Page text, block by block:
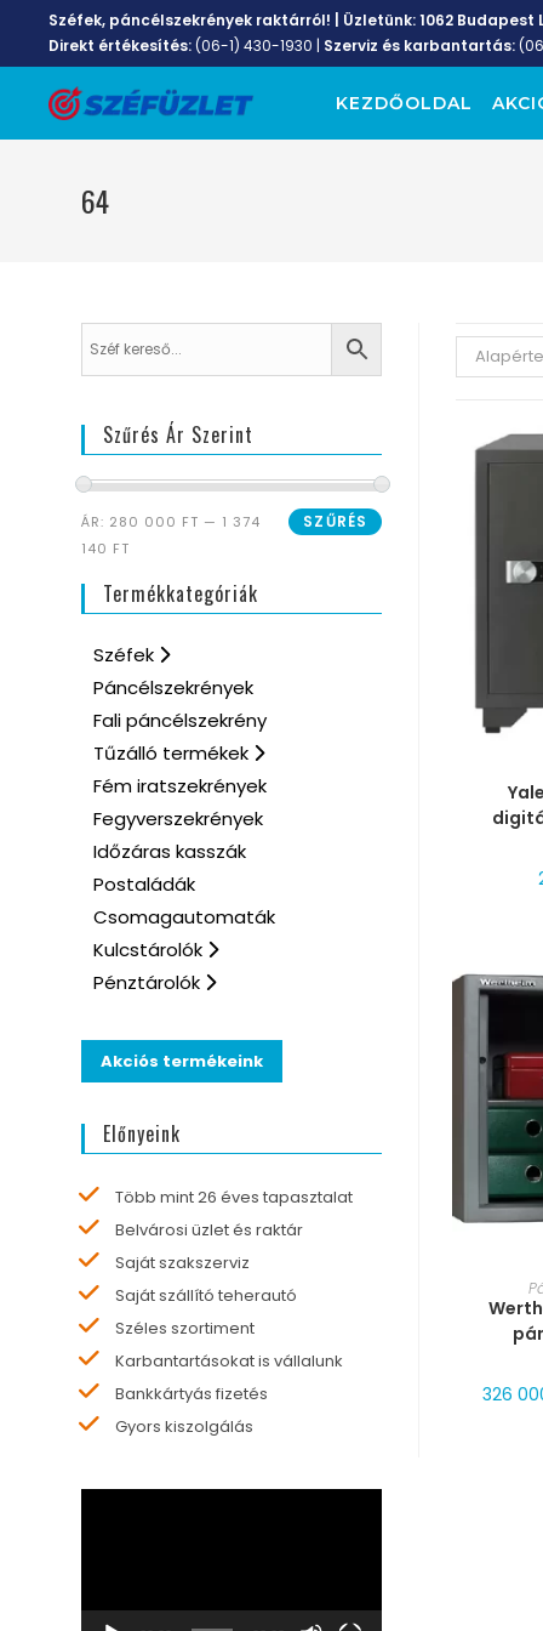
Széfek, páncélszekrények raktárról! | Üzletünk:1062 Budapest
Direkt értékesítés:(06-1) 430-1930 | Szerviz és karbantartás:
KEZDŐOLDAL
64
326
Szűrés Ár Szerint
SZŰRÉS
ÁR: 280 000 FT — 1 374
140 FT
Termékkategóriák
Széfek
Páncélszekrények
Fali páncélszekrény
Tűzálló termékek
Fém iratszekrények
Fegyverszekrények
Időzáras kasszák
Postaládák
Csomagautomaták
Kulcstárolók
Pénztárolók
Akciós termékeink
Előnyeink
Több mint 26 éves tapasztalat
Belvárosi üzlet és raktár
Saját szakszerviz
Saját szállító teherautó
Széles szortiment
Karbantartásokat is vállalunk
Bankkártyás fizetés
Gyors kiszolgálás